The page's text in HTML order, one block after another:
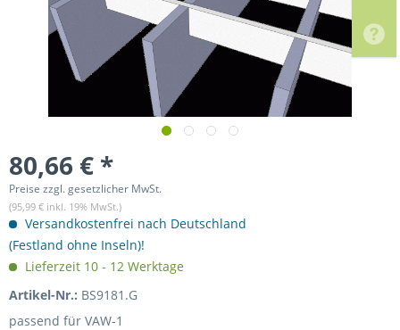
80,66 € *
Preise zzgl. gesetzlicher MwSt.
(95,99 € inkl. 19% MwSt.)
Versandkostenfrei nach Deutschland
(Festland ohne Inseln)!
Lieferzeit 10 - 12 Werktage
Artikel-Nr.: BS9181.G
passend für VAW-1